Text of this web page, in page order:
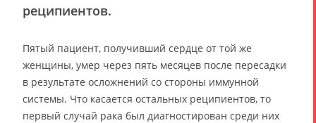
реципиентов.
Пятый пациент, получивший сердце от той же
женщины, умер через пять месяцев после пересадки
в результате осложнений со стороны иммунной
системы. Что касается остальных реципиентов, то
первый случай рака был диагностирован среди них